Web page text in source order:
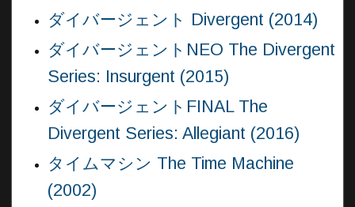
ダイバージェント Divergent (2014)
ダイバージェントNEO The Divergent
Series: Insurgent (2015)
ダイバージェントFINAL The
Divergent Series: Allegiant (2016)
タイムマシン The Time Machine
(2002)